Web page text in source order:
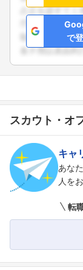
こち
で
スカウト・オ
キャ
あな
人を
転